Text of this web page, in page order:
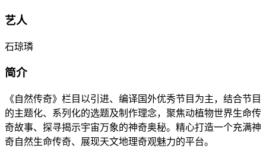
艺人
石琼璘
简介
《自然传奇》栏目以引进、编译国外优秀节目为主，结合节目
的主题化、系列化的选题及制作理念，聚焦动植物世界生命传
奇故事、探寻揭示宇宙万象的神奇奥秘。精心打造一个充满神
奇自然生命传奇、展现天文地理奇观魅力的平台。